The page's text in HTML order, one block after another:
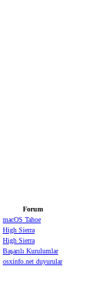
Forum
macOS Tahoe
High Sierra
High Sierra
Başarılı Kurulumlar
osxinfo.net duyurular